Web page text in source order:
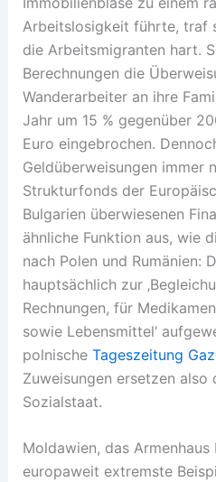
Arbeitslosigkeit führte, traf
die Arbeitsmigranten hart.
Berechnungen die
Wanderarbeiter an ihre
Jahr um 15 % gegenüber
Euro eingebrochen.
Geldüberweisungen immer
Strukturfonds der
Bulgarien überwiesenen
ähnliche Funktion aus, wie
nach Polen und Rumänien:
hauptsächlich zur
Rechnungen, für
sowie Lebensmittel‘
polnische Tageszeitung
Zuweisungen ersetzen also
Sozialstaat.
Moldawien, das
europaweit extremste